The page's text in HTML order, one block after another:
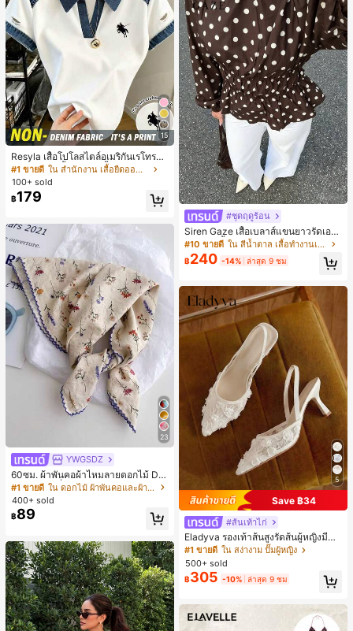
15
Resyla เสื้อโปโลสไตล์อเมริกันเรโทรสำ
หรับผู้หญิง, เสื้อยืดแขนสั้นสำหรับผู้หญิ
ง, ลายม้า, สไตล์ Y2K, เสื้อโปโลแขนสั้น
แบบคัลเลอร์บล็อกสำหรับผู้หญิง
#1 ขายดี
ใน สำนักงาน เสื้อยืดออฟฟิศ
100+ sold
฿179
23
YWGSDZ
60ซม. ผ้าพันคอผ้าไหมลายดอกไม้ Dit
sy สีเบจ, เครื่องประดับใหม่สำหรับผู้หญิ
งฤดูใบไม้ผลิ/ฤดูใบไม้ร่วง, ผ้าพันคอผืน
บางอเนกประสงค์หรูหรา
#1 ขายดี
ใน ดอกไม้ ผ้าพันคอและผ้าพันคอผู้หญิง
400+ sold
฿89
#ชุดฤดูร้อน
Siren Gaze เสื้อเบลาส์แขนยาวรัดเอว
ลายจุดสีน้ำตาลใหม่สำหรับฤดูใบไม้ร่ว
งสำหรับผู้หญิง
#10 ขายดี ใน สีน้ำตาล เสื้อทำงานเนื้อผ้านุ่ม
฿240 -14% ล่าสุด 9 ชม
5
Save ฿34
#ส้นเท้าไก่
Eladyva รองเท้าส้นสูงรัดส้นผู้หญิงมีดอ
กไม้ประดับตาข่ายเสริมและสามารถสว
มได้สองแบบ ส้นสูง 7 ซม. รูปแบบโรมัน
หรูหรา ส้นเข็ม ลุคเทพนิยาย
#1 ขายดี ใน สง่างาม ปั๊มผู้หญิง
500+ sold
฿305 -10% ล่าสุด 9 ชม